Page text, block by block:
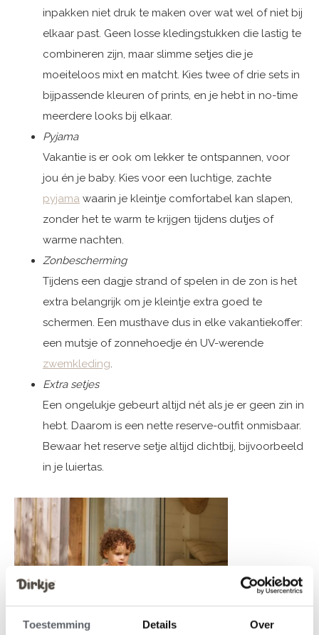
Toestemming Details Over
inpakken niet druk te maken over wat wel of niet bij
elkaar past. Geen losse kledingstukken die lastig te
combineren zijn, maar slimme setjes die je
moeiteloos mixt en matcht. Kies twee of drie sets in
bijpassende kleuren of prints, en je hebt in no-time
meerdere looks bij elkaar.
Pyjama
Vakantie is er ook om lekker te ontspannen, voor
jou én je baby. Kies voor een luchtige, zachte
pyjama waarin je kleintje comfortabel kan slapen,
zonder het te warm te krijgen tijdens dutjes of
warme nachten.
Zonbescherming
Tijdens een dagje strand of spelen in de zon is het
extra belangrijk om je kleintje extra goed te
schermen. Een musthave dus in elke vakantiekoffer:
een mutsje of zonnehoedje én UV-werende
zwemkleding.
Extra setjes
Een ongelukje gebeurt altijd nét als je er geen zin in
hebt. Daarom is een nette reserve-outfit onmisbaar.
Bewaar het reserve setje altijd dichtbij, bijvoorbeeld
in je luiertas.